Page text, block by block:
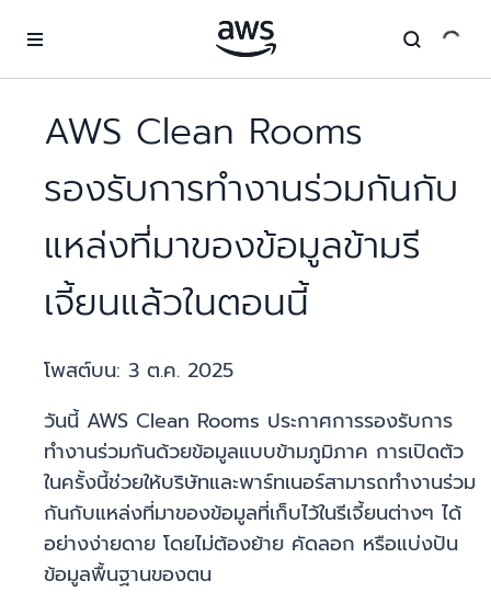
AWS Clean Rooms
รองรับการทำงานร่วมกันกับ
แหล่งที่มาของข้อมูลข้ามรี
เจี้ยนแล้วในตอนนี้
โพสต์บน: 3 ต.ค. 2025
วันนี้ AWS Clean Rooms ประกาศการรองรับการ
ทำงานร่วมกันด้วยข้อมูลแบบข้ามภูมิภาค การเปิดตัว
ในครั้งนี้ช่วยให้บริษัทและพาร์ทเนอร์สามารถทำงานร่วม
กันกับแหล่งที่มาของข้อมูลที่เก็บไว้ในรีเจี้ยนต่างๆ ได้
อย่างง่ายดาย โดยไม่ต้องย้าย คัดลอก หรือแบ่งปัน
ข้อมูลพื้นฐานของตน